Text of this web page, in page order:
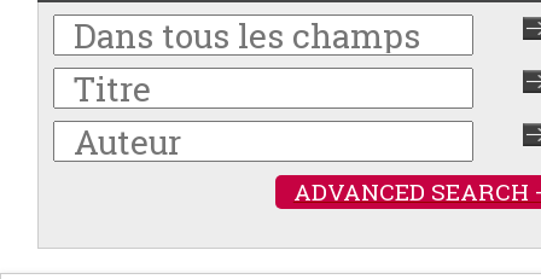
ADVANCED SEARCH